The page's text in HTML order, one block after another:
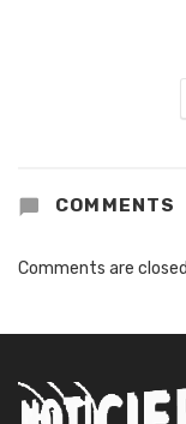
COMMENTS
Comments are